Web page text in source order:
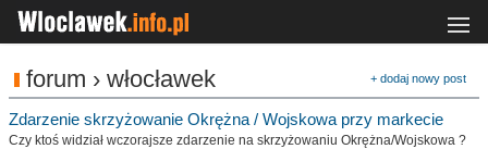
forum › włocławek + dodaj nowy post
Zdarzenie skrzyżowanie Okrężna / Wojskowa przy markecie
Czy ktoś widział wczorajsze zdarzenie na skrzyżowaniu Okrężna/Wojskowa ?